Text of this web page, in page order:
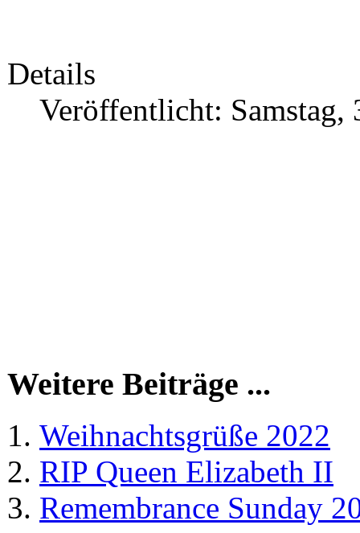
Details
Veröffentlicht: Samstag,
Weitere Beiträge ...
Weihnachtsgrüße 2022
RIP Queen Elizabeth II
Remembrance Sunday